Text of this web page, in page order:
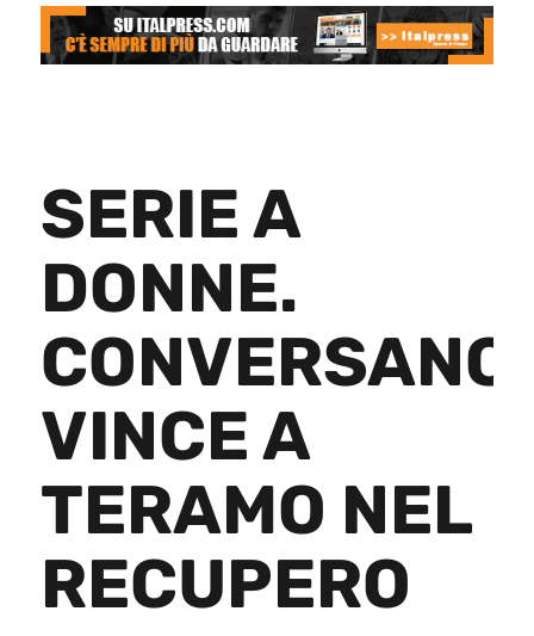
SERIE A
DONNE.
CONVERSANO
VINCE A
TERAMO NEL
RECUPERO